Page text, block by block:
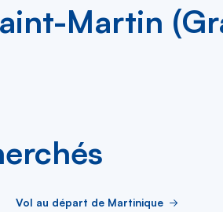
Martin
Vol au départ de Martinique